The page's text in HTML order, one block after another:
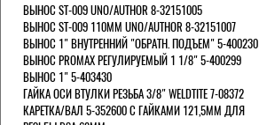
ВЫНОС ST-009 UNO/AUTHOR 8-32151005
ВЫНОС ST-009 110ММ UNO/AUTHOR 8-32151007
ВЫНОС 1" ВНУТРЕННИЙ "ОБРАТН. ПОДЪЕМ" 5-400230
ВЫНОС PROMAX РЕГУЛИРУЕМЫЙ 1 1/8" 5-400299
ВЫНОС 1" 5-403430
ГАЙКА ОСИ ВТУЛКИ РЕЗЬБА 3/8" WELDTITE 7-08372
КАРЕТКА/ВАЛ 5-352600 С ГАЙКАМИ 121,5ММ ДЛЯ